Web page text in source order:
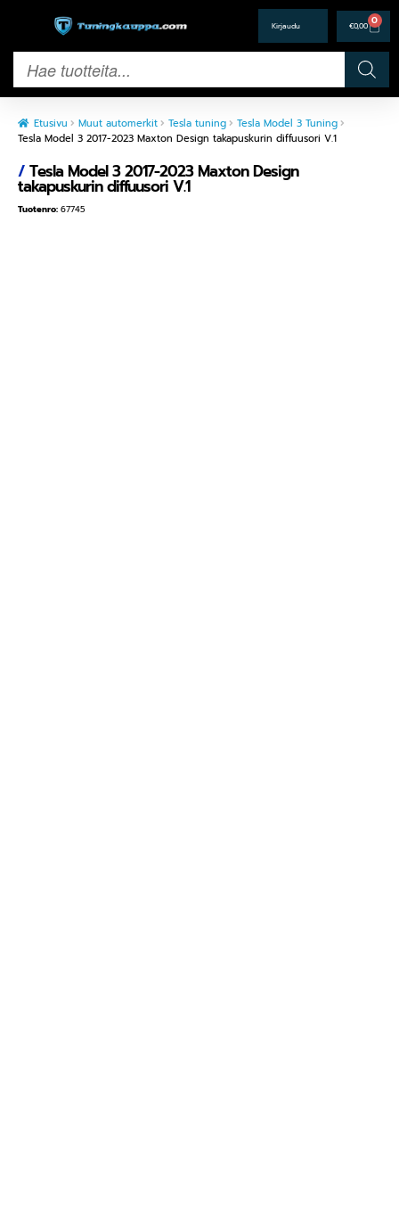
€0,00 0
Etusivu Muut automerkit Tesla tuning
Tesla Model 3 Tuning
Tesla Model 3 2017-2023 Maxton Design takapuskurin diffuusori V.1
/Tesla Model 3 2017-2023 Maxton Design
takapuskurin diffuusori V.1
Tuotenro: 67745